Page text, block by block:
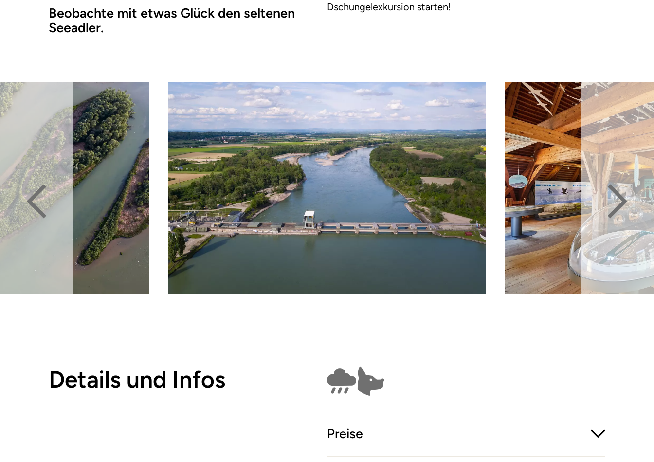
Beobachte mit etwas Glück den seltenen
Seeadler.
Dschungelexkursion starten!
Details und Infos Findet bei Schlechtwetter nicht statt
Preise